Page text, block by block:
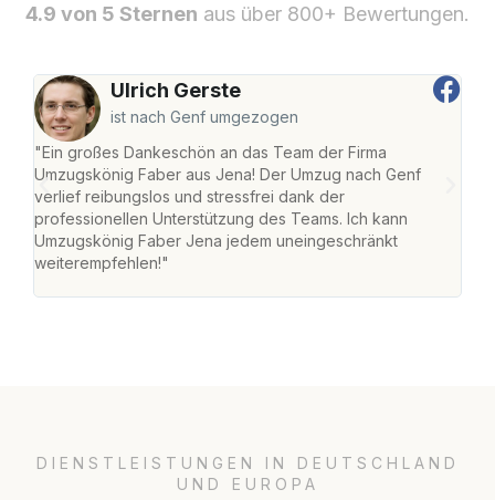
4.9 von 5 Sternen aus über 800+ Bewertungen.
Ulrich Gerste
ist nach Genf umgezogen
"Ein großes Dankeschön an das Team der Firma
Umzugskönig Faber aus Jena! Der Umzug nach Genf
verlief reibungslos und stressfrei dank der
professionellen Unterstützung des Teams. Ich kann
Umzugskönig Faber Jena jedem uneingeschränkt
weiterempfehlen!"
DIENSTLEISTUNGEN IN DEUTSCHLAND
UND EUROPA